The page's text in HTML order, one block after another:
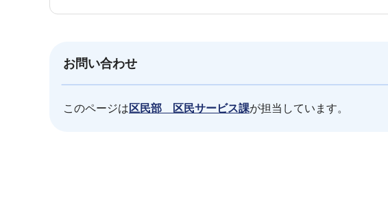
お問い合わせ
このページは 区民部 区民サービス課が担当しています。